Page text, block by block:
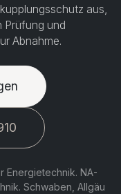
aus,
Prüfung und
Abnahme.
Energietechnik. NA-
Schwaben, Allgäu